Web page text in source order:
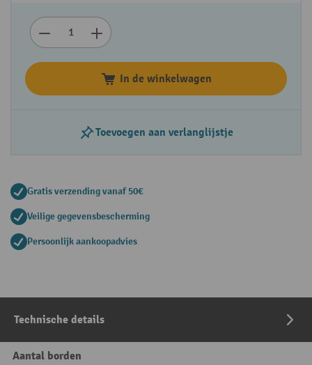
In de winkelwagen
Toevoegen aan verlanglijstje
Gratis verzending vanaf 50€
Veilige gegevensbescherming
Persoonlijk aankoopadvies
Technische details
Aantal borden